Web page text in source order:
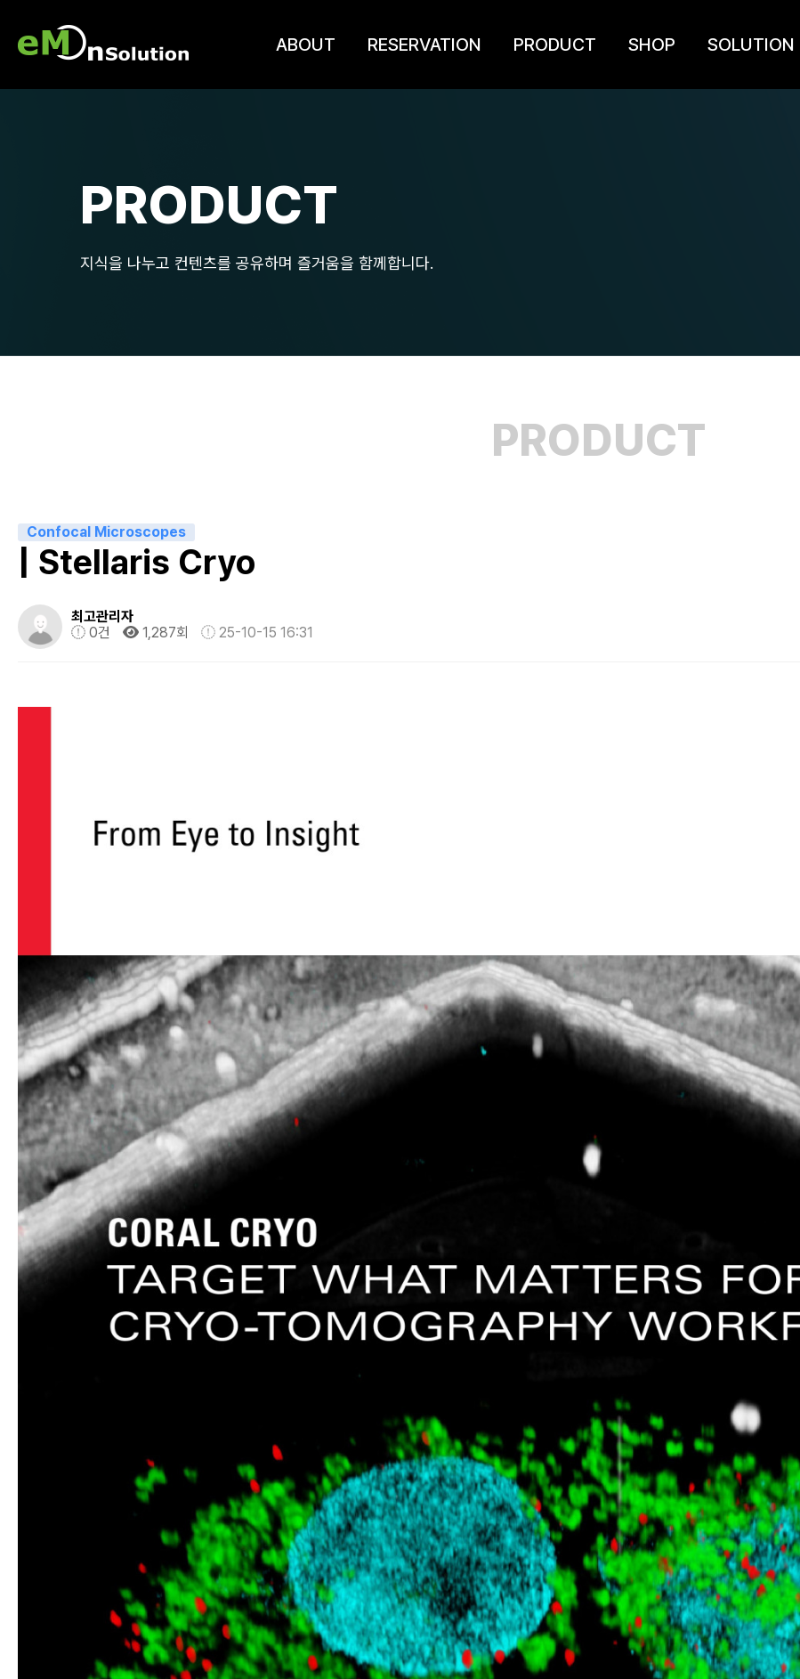
ABOUT RESERVATION PRODUCT SHOP SOLUTION
PRODUCT
지식을 나누고 컨텐츠를 공유하며 즐거움을 함께합니다.
PRODUCT
Confocal Microscopes
| Stellaris Cryo
최고관리자
0건
1,287회 25-10-15 16:31